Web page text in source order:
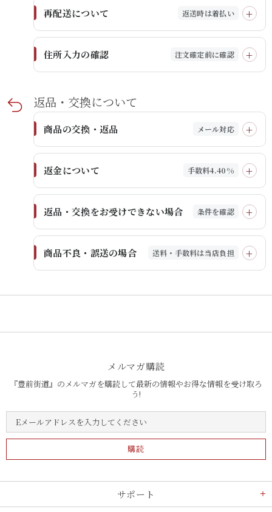
再配送について 返送時は着払い
住所入力の確認 注文確定前に確認
返品・交換に​ついて​
商品の交換・返品 メール対応
返金について 手数料4.40%
返品・交換をお受けできない場合 条件を確認
商品不良・誤送の場合 送料・手数料は当店負担
サポート
メルマガ購読
『豊前街道』のメルマガを購読して最新の情報やお得な情報を受け取ろ
う!